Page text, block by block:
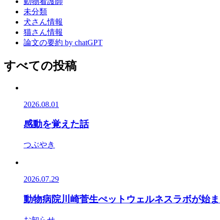
未分類
犬さん情報
猫さん情報
論文の要約 by chatGPT
すべての投稿
2026.08.01
感動を覚えた話
つぶやき
2026.07.29
動物病院川崎菅生ぺットウェルネスラボが始